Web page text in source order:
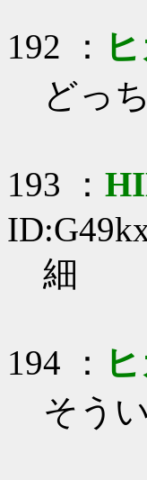
192 ：
どっ
193 ：
細
194 ：
そう